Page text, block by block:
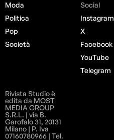
Moda
Politica
Pop
Società
Social
Instagram
X
Facebook
YouTube
Telegram
Rivista Studio è
edita da MOST
MEDIA GROUP
S.R.L. | via B.
Garofalo 31, 20131
Milano | P. Iva
07160780966 | Tel.